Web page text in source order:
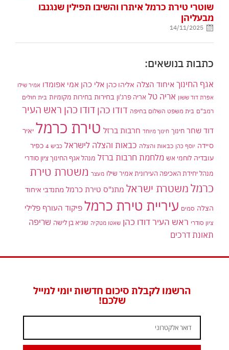
שוטרי טירת כרמל איתרו והשיבו תפילין שנגנבו
מבעליהן
14/11/2025
כתבות בנושאים:
אגף החינוך איחוד הצלה אליהו כהן אלי כהן אמי אפומדו אמיר שילו
אפרת דוד ששון אריה טל אריה פרג'ון בחירות בחירות מקומיות בית חולים
רמב"ם בית משפט השלום בחיפה דודו כהן דודו כהן ראש העיר
דוד שחר חינוך חינוך מיוחד חרבות ברזל טירת כרמל יאיר
סיידה יוסף כהן כבאות והצלה כבאות והצלה לישראל כביש 4
כפיר
עובדיה לוחמי אש מלחמת חרבות ברזל מנהל אגף החינוך ציון סודרי
מנהל יחידת האכיפה העירונית אמיר שילו מעצר משטרת טירת
כרמלמשטרת ישראל מתנ"ס טירת כרמל מתנדבי איחוד
הצלה סמים עיריית טירת כרמל פיקוד העורף פלילי
ציון סודרי ראש העיר דודו כהן שאטו מטקיה שגיא בן לישה שריפה
תאונת דרכים
הרשמו לקבלת סיכום חדשות יומי למייל
שלכם!